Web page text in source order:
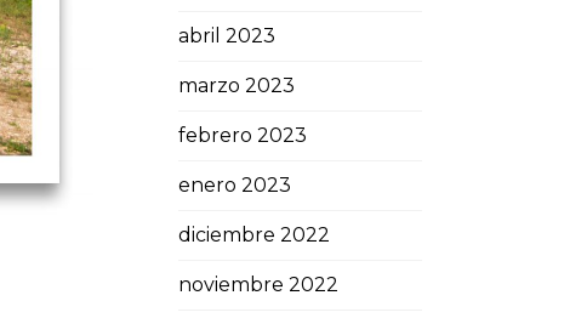
abril 2023
marzo 2023
febrero 2023
enero 2023
diciembre 2022
noviembre 2022